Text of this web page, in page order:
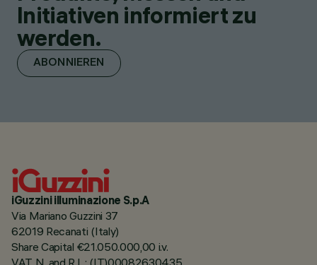
Initiativen informiert zu
werden.
ABONNIEREN
iGuzzini illuminazione S.p.A
Via Mariano Guzzini 37
62019 Recanati (Italy)
Share Capital €21.050.000,00 i.v.
VAT N. and R.I. : (IT)00082630435